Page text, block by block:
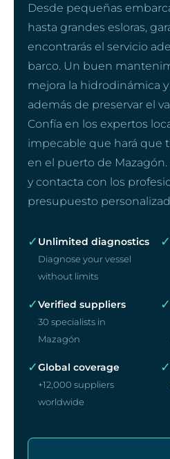
Desde pequeñas
hasta grandes esloras,
encontrarás el servicio
barco. Un buen
mejora la hidrodinámica
además de preservar el
Confía en los expertos
impecable que hará que
en el puerto de Mazagón.
y contacta con los
presupuesto
✓ Unlimited diagnostics
Diagnose your vessel
without limits
✓
✓Verified suppliers
30 specialists in
Mazagón
✓
✓Global coverage
+12,000 suppliers
worldwide
✓